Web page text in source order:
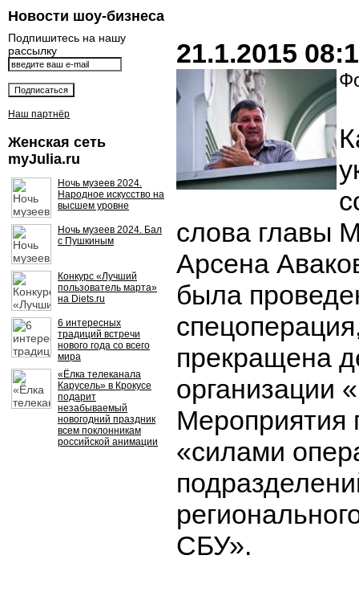
Новости шоу-бизнеса
Подпишитесь на нашу
рассылку
Наш партнёр
Женская сеть
myJulia.ru
Ночь музеев 2024.
Народное искусство на
высшем уровне
Ночь музеев 2024. Бал
с Пушкиным
Конкурс «Лучший
пользователь марта»
на Diets.ru
6 интересных
традиций встречи
нового года со всего
мира
«Ёлка телеканала
Карусель» в Крокусе
подарит
незабываемый
новогодний праздник
всем поклонникам
российской анимации
21.1.2015
слова главы
Арсена
была
прекращена
организации
Мероприятия
«силами
СБУ».